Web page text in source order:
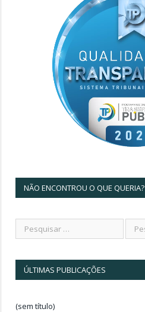
NÃO ENCONTROU O QUE QUERIA?
ÚLTIMAS PUBLICAÇÕES
(sem título)